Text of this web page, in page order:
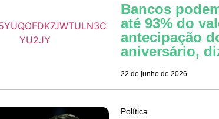
Bancos
até 93% do
antecipação
aniversário,
22 de junho de 2026
Política